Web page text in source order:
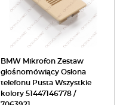
BMW Mikrofon Zestaw
głośnomówiący Osłona
telefonu Pusta Wszystkie
kolory 51447146778 /